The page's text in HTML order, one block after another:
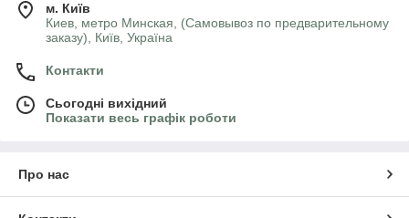
м. Київ
Киев, метро Минская, (Самовывоз по предварительному
заказу), Київ, Україна
Контакти
Сьогодні вихідний
Показати весь графік роботи
Про нас